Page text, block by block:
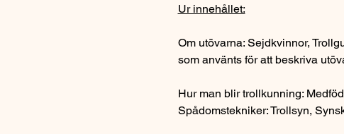
Ur innehållet:
Om utövarna: Sejdkvinnor,
som använts för att beskriva
Hur man blir trollkunning:
Spådomstekniker: Trollsyn,